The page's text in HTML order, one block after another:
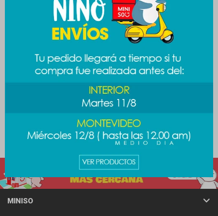
Cuaderno capibara - blanco
149
MINISO